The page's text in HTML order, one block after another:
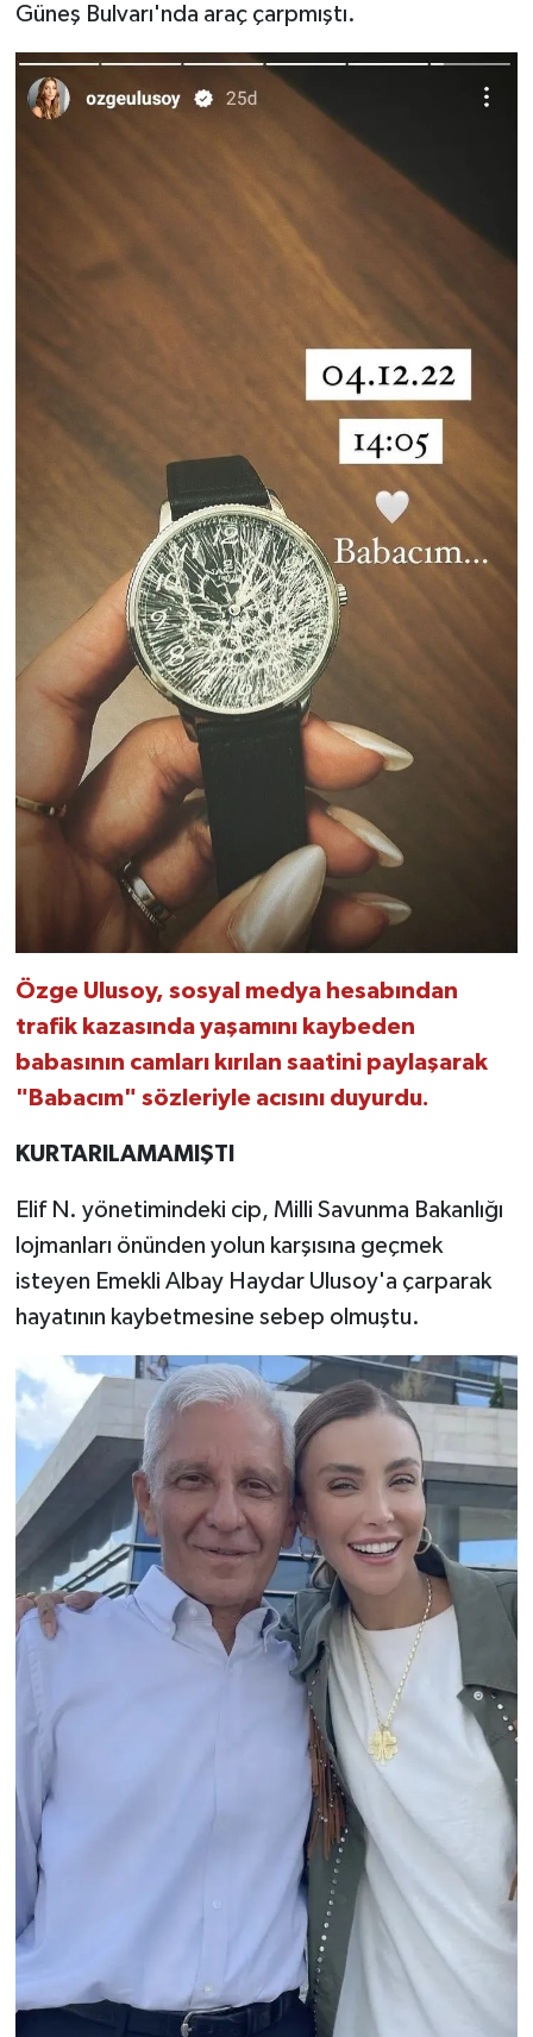
Güneş Bulvarı'nda araç çarpmıştı.
Özge Ulusoy, sosyal medya hesabından
trafik kazasında yaşamını kaybeden
babasının camları kırılan saatini paylaşarak
"Babacım" sözleriyle acısını duyurdu.
KURTARILAMAMIŞTI
Elif N. yönetimindeki cip, Milli Savunma Bakanlığı
lojmanları önünden yolun karşısına geçmek
isteyen Emekli Albay Haydar Ulusoy'a çarparak
hayatının kaybetmesine sebep olmuştu.